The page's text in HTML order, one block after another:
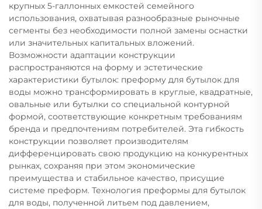
крупных 5-галлонных емкостей семейного
использования, охватывая разнообразные рыночные
сегменты без необходимости полной замены оснастки
или значительных капитальных вложений.
Возможности адаптации конструкции
распространяются на форму и эстетические
характеристики бутылок: преформу для бутылок для
воды можно трансформировать в круглые, квадратные,
овальные или бутылки со специальной контурной
формой, соответствующие конкретным требованиям
бренда и предпочтениям потребителей. Эта гибкость
конструкции позволяет производителям
дифференцировать свою продукцию на конкурентных
рынках, сохраняя при этом экономические
преимущества и стабильное качество, присущие
системе преформ. Технология преформы для бутылок
для воды, полученной литьем под давлением,